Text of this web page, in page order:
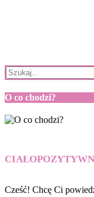
O co chodzi?
Cześć! Chcę Ci